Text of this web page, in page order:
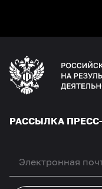
РАССЫЛКА